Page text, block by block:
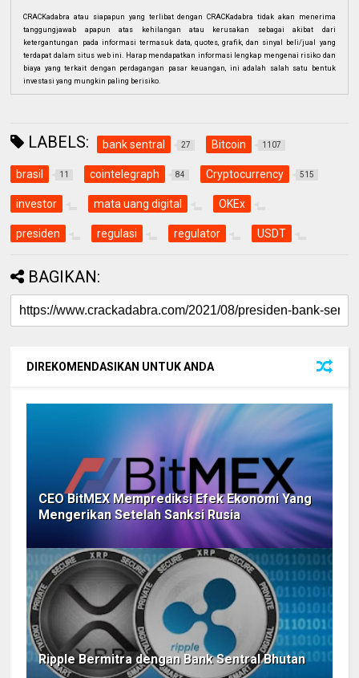
CRACKadabra atau siapapun yang terlibat dengan CRACKadabra tidak akan menerima
tanggungjawab apapun atas kehilangan atau kerusakan sebagai akibat dari
ketergantungan pada informasi termasuk data, quotes, grafik, dan sinyal beli/jual yang
terdapat dalam situs web ini. Harap mendapatkan informasi lengkap mengenai risiko dan
biaya yang terkait dengan perdagangan pasar keuangan, ini adalah salah satu bentuk
investasi yang mungkin paling berisiko.
LABELS: bank sentral 27 Bitcoin 1107
brasil 11 cointelegraph 84 Cryptocurrency 515
investor mata uang digital OKEx
presiden regulasi regulator USDT
BAGIKAN:
DIREKOMENDASIKAN UNTUK ANDA
CEO BitMEX Memprediksi Efek Ekonomi Yang
Mengerikan Setelah Sanksi Rusia
Ripple Bermitra dengan Bank Sentral Bhutan